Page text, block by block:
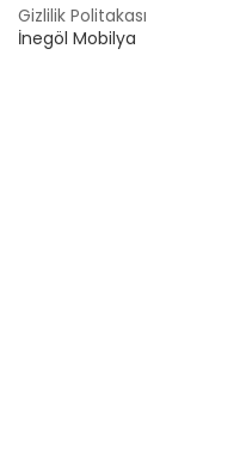
Gizlilik Politakası
İnegöl Mobilya